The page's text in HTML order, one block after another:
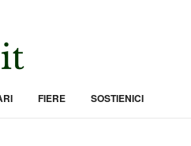
FIERE SOSTIENICI